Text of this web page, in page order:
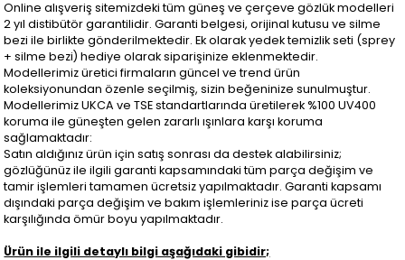
Online alışveriş sitemizdeki tüm güneş ve çerçeve gözlük modelleri
2 yıl distibütör garantilidir. Garanti belgesi, orijinal kutusu ve silme
bezi ile birlikte gönderilmektedir. Ek olarak yedek temizlik seti (sprey
+ silme bezi) hediye olarak siparişinize eklenmektedir.
Modellerimiz üretici firmaların güncel ve trend ürün
koleksiyonundan özenle seçilmiş, sizin beğeninize sunulmuştur.
Modellerimiz UKCA ve TSE standartlarında üretilerek %100 UV400
koruma ile güneşten gelen zararlı ışınlara karşı koruma
sağlamaktadır:
Satın aldığınız ürün için satış sonrası da destek alabilirsiniz;
gözlüğünüz ile ilgili garanti kapsamındaki tüm parça değişim ve
tamir işlemleri tamamen ücretsiz yapılmaktadır. Garanti kapsamı
dışındaki parça değişim ve bakım işlemleriniz ise parça ücreti
karşılığında ömür boyu yapılmaktadır.
Ürün ile ilgili detaylı bilgi aşağıdaki gibidir;